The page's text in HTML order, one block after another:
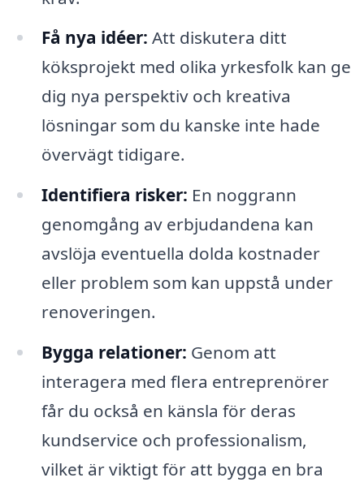
Få nya idéer: Att diskutera ditt
köksprojekt med olika yrkesfolk kan ge
dig nya perspektiv och kreativa
lösningar som du kanske inte hade
övervägt tidigare.
Identifiera risker: En noggrann
genomgång av erbjudandena kan
avslöja eventuella dolda kostnader
eller problem som kan uppstå under
renoveringen.
Bygga relationer: Genom att
interagera med flera entreprenörer
får du också en känsla för deras
kundservice och professionalism,
vilket är viktigt för att bygga en bra